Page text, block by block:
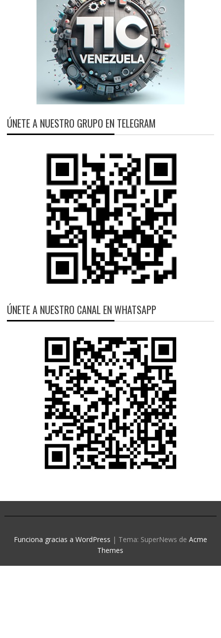
ÚNETE A NUESTRO GRUPO EN TELEGRAM
ÚNETE A NUESTRO CANAL EN WHATSAPP
Funciona gracias a WordPress | Tema: SuperNews de Acme
Themes